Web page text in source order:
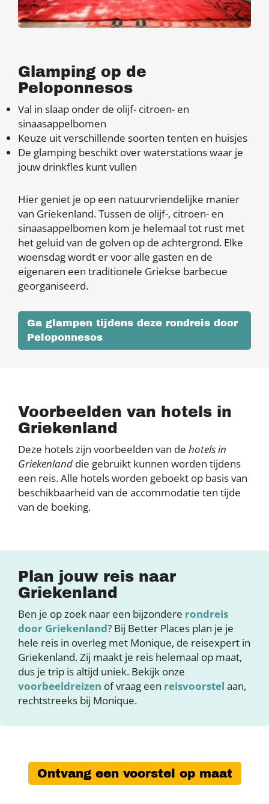
Glamping op de
Peloponnesos
Val in slaap onder de olijf- citroen- en
sinaasappelbomen
Keuze uit verschillende soorten tenten en huisjes
De glamping beschikt over waterstations waar je
jouw drinkfles kunt vullen
Hier geniet je op een natuurvriendelijke manier
van Griekenland. Tussen de olijf-, citroen- en
sinaasappelbomen kom je helemaal tot rust met
het geluid van de golven op de achtergrond. Elke
woensdag wordt er voor alle gasten en de
eigenaren een traditionele Griekse barbecue
georganiseerd.
Ga glampen tijdens deze rondreis door
Peloponnesos
Voorbeelden van hotels in
Griekenland
Deze hotels zijn voorbeelden van de hotels in
Griekenland die gebruikt kunnen worden tijdens
een reis. Alle hotels worden geboekt op basis van
beschikbaarheid van de accommodatie ten tijde
van de boeking.
Plan jouw reis naar
Griekenland
Ben je op zoek naar een bijzondere rondreis
door Griekenland? Bij Better Places plan je je
hele reis in overleg met Monique, de reisexpert in
Griekenland. Zij maakt je reis helemaal op maat,
dus je trip is altijd uniek. Bekijk onze
voorbeeldreizen of vraag een reisvoorstel aan,
rechtstreeks bij Monique.
Ontvang een voorstel op maat